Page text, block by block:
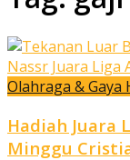
Olahraga & Gaya
Hadiah Juara
Minggu